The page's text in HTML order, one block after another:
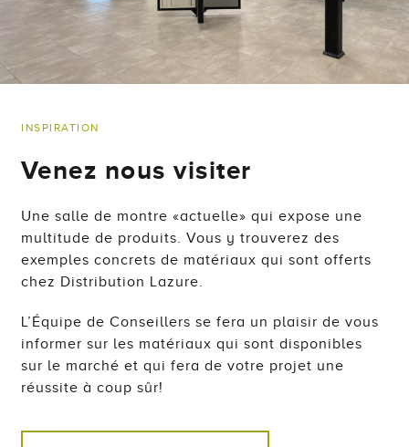
INSPIRATION
Venez nous visiter
Une salle de montre «actuelle» qui expose une
multitude de produits. Vous y trouverez des
exemples concrets de matériaux qui sont offerts
chez Distribution Lazure.
L’Équipe de Conseillers se fera un plaisir de vous
informer sur les matériaux qui sont disponibles
sur le marché et qui fera de votre projet une
réussite à coup sûr!